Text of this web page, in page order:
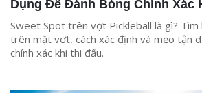
Dụng Để Đánh Bóng Chính Xác
Sweet Spot trên vợt Pickleball là gì?
trên mặt vợt, cách xác định và mẹo tận
chính xác khi thi đấu.